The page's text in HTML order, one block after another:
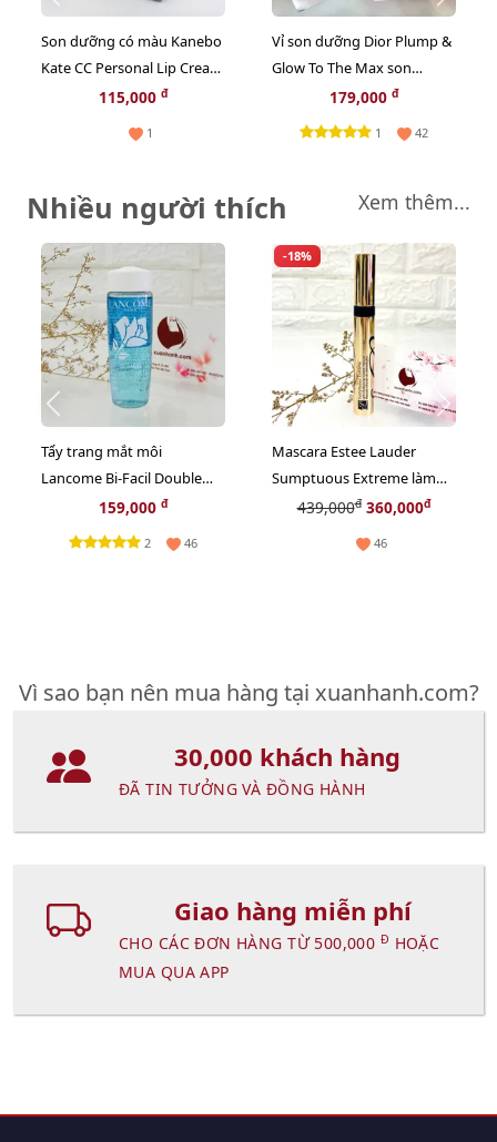
Son dưỡng có màu Kanebo
Kate CC Personal Lip Cream
SPF11/PA+, #05 Classis
115,000 đ
1
Vỉ son dưỡng Dior Plump &
Glow To The Max son
dưỡng ẩm tăng sắc cho
môi 2in1
179,000 đ
1 42
Nhiều người thích Xem thêm...
Tẩy trang mắt môi
Lancome Bi-Facil Double
Action Eye sạch sâu và dịu
nhẹ, 30ml
159,000 đ
2 46
-18%
Mascara Estee Lauder
Sumptuous Extreme làm
dày, dài và siêu cong,
439,000đ360,000đ
46
Vì sao bạn nên mua hàng tại xuanhanh.com?
30,000 khách hàng
ĐÃ TIN TƯỞNG VÀ ĐỒNG HÀNH
Giao hàng miễn phí
CHO CÁC ĐƠN HÀNG TỪ 500,000 Đ HOẶC
MUA QUA APP